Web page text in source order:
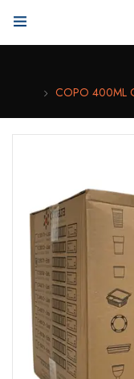
COPO 400ML